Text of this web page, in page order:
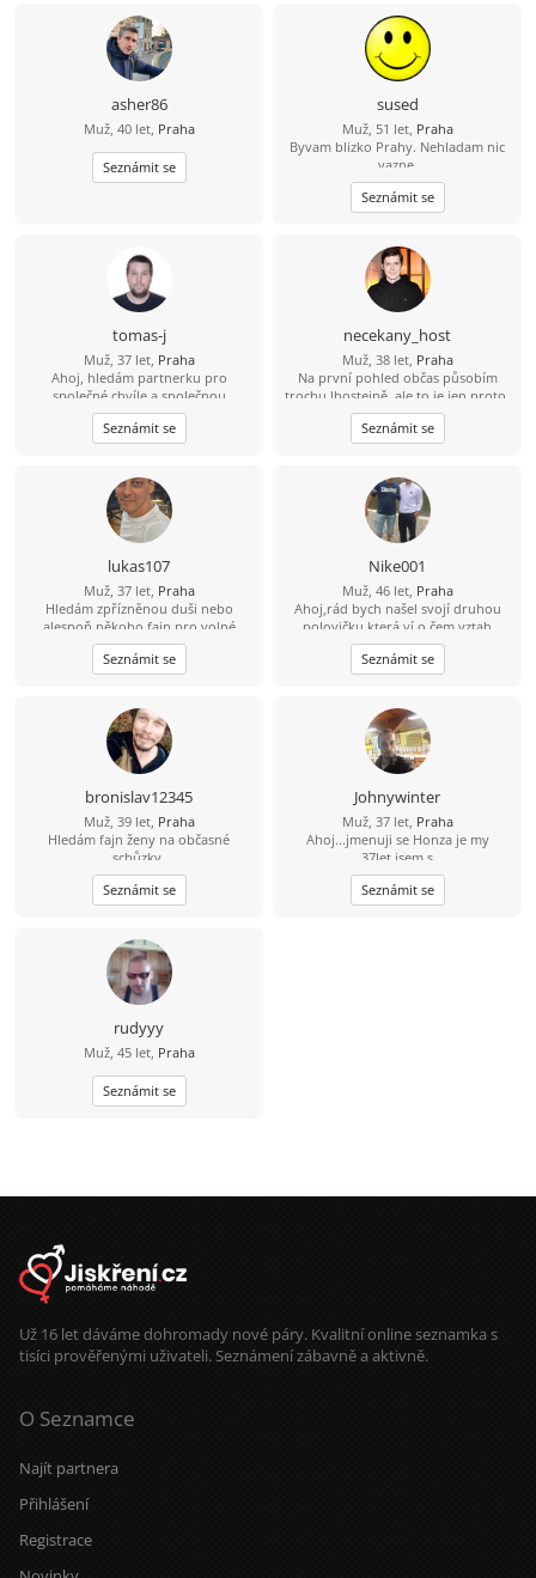
asher86
Muž, 40 let, Praha
Seznámit se
sused
Muž, 51 let, Praha
Byvam blizko Prahy. Nehladam nic
vazne.
Seznámit se
tomas-j
Muž, 37 let, Praha
Ahoj, hledám partnerku pro
společné chvíle a společnou
budoucnost. Rád bych se s někým
seznámil. Věřím, že skutečné
partnerství mezi 2 lidmi existuje. S
Seznámit se
necekany_host
Muž, 38 let, Praha
Na první pohled občas působím
trochu lhostejně, ale to je jen proto,
že svět raději tiše vnímám, než abych
měl potřebu ho neustále
komentovat. Pokud se se mnou
přeskočí sama.
Seznámit se
lukas107
Muž, 37 let, Praha
Hledám zpřízněnou duši nebo
alespoň někoho fajn pro volné
chvíle. ????
Seznámit se
Nike001
Muž, 46 let, Praha
Ahoj,rád bych našel svojí druhou
polovičku,která ví o čem vztah
je,která ví co je upřímnost,věrnost a
láska jeden k druhému,ale
přestávám věřit že existuje
Seznámit se
bronislav12345
Muž, 39 let, Praha
Hledám fajn ženy na občasné
schůzky.
Seznámit se
Johnywinter
Muž, 37 let, Praha
Ahoj...jmenuji se Honza je my
37let,jsem s
prahy,svobodný,bezdětní. Touto
cestou bych se rad seznámil se
sympatickou slečnou/ženou která vi
Seznámit se
rudyyy
Muž, 45 let, Praha
Seznámit se
Už 16 let dáváme dohromady nové páry. Kvalitní online seznamka s
tisíci prověřenými uživateli. Seznámení zábavně a aktivně.
O Seznamce
Najít partnera
Přihlášení
Registrace